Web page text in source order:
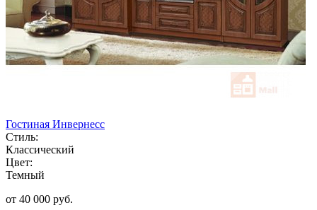
Гостиная Инвернесс
Стиль:
Классический
Цвет:
Темный
от 40 000 руб.